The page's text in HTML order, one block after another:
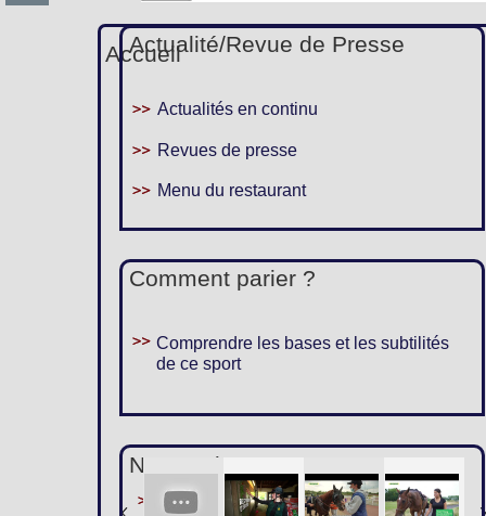
Accueil
Actualité/Revue de Presse
Actualités en continu
Revues de presse
Menu du restaurant
Comment parier ?
Comprendre les bases et les subtilités
de ce sport
Nous suivre :
Prénom :